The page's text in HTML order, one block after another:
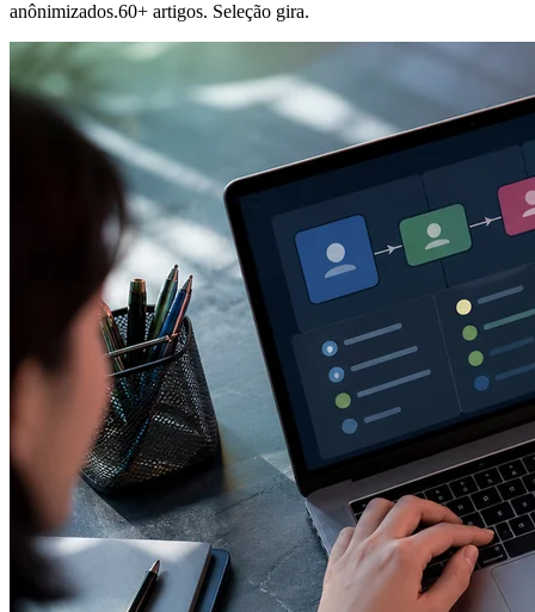
anônimizados.60+ artigos. Seleção gira.